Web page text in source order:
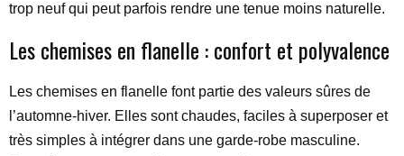
trop neuf qui peut parfois rendre une tenue moins naturelle.
Les chemises en flanelle : confort et polyvalence
Les chemises en flanelle font partie des valeurs sûres de
l’automne-hiver. Elles sont chaudes, faciles à superposer et
très simples à intégrer dans une garde-robe masculine.